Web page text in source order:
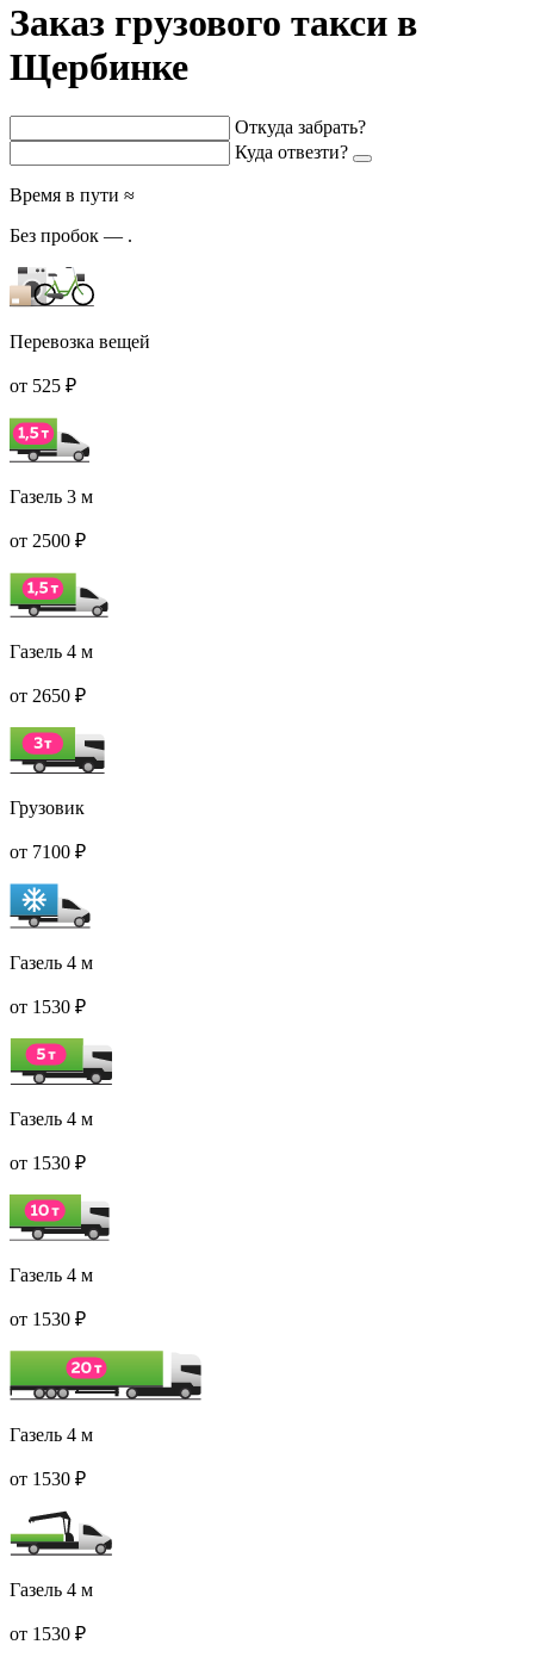
Заказ грузового такси в
Щербинке
Откуда забрать?
Куда отвезти?
Время в пути ≈
Без пробок — .
Перевозка вещей
от 525 ₽
Газель 3 м
от 2500 ₽
Газель 4 м
от 2650 ₽
Грузовик
от 7100 ₽
Газель 4 м
от 1530 ₽
Газель 4 м
от 1530 ₽
Газель 4 м
от 1530 ₽
Газель 4 м
от 1530 ₽
Газель 4 м
от 1530 ₽